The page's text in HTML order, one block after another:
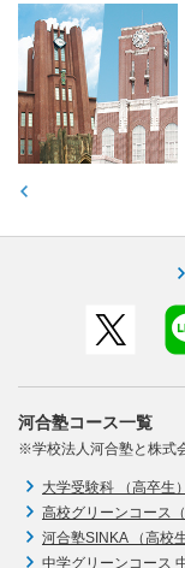
河合塾コース一覧
※学校法人河合塾と株式
大学受験科 （高卒生）
高校グリーンコース（
河合塾SINKA （高校生
中学グリーンコース